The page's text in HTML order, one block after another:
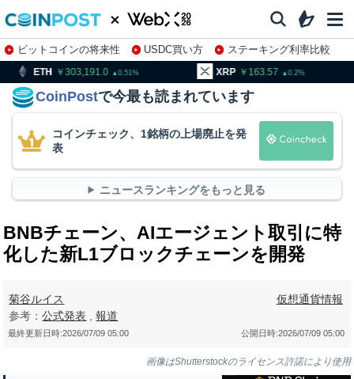
ビットコインの将来性 USDC買い方
ステーキング利率比較
株特集・関連銘柄
0.51 163.57 0.2
CoinPostで今最も読まれています
コインチェック、1銘柄の上場廃止を発
表
ニュースランキングをもっと見る
BNBチェーン、AIエージェント取引に特
化した新L1ブロックチェーンを開発
菊谷ルイス
参考：公式発表 ,報道
仮想通貨情報
公開日時:2026/07/09 05:00
最終更新日時:2026/07/09 05:00
画像はShutterstockのライセンス許諾により使用